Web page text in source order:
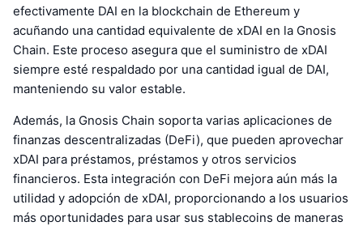
efectivamente DAI en la blockchain de Ethereum y
acuñando una cantidad equivalente de xDAI en la Gnosis
Chain. Este proceso asegura que el suministro de xDAI
siempre esté respaldado por una cantidad igual de DAI,
manteniendo su valor estable.
Además, la Gnosis Chain soporta varias aplicaciones de
finanzas descentralizadas (DeFi), que pueden aprovechar
xDAI para préstamos, préstamos y otros servicios
financieros. Esta integración con DeFi mejora aún más la
utilidad y adopción de xDAI, proporcionando a los usuarios
más oportunidades para usar sus stablecoins de maneras